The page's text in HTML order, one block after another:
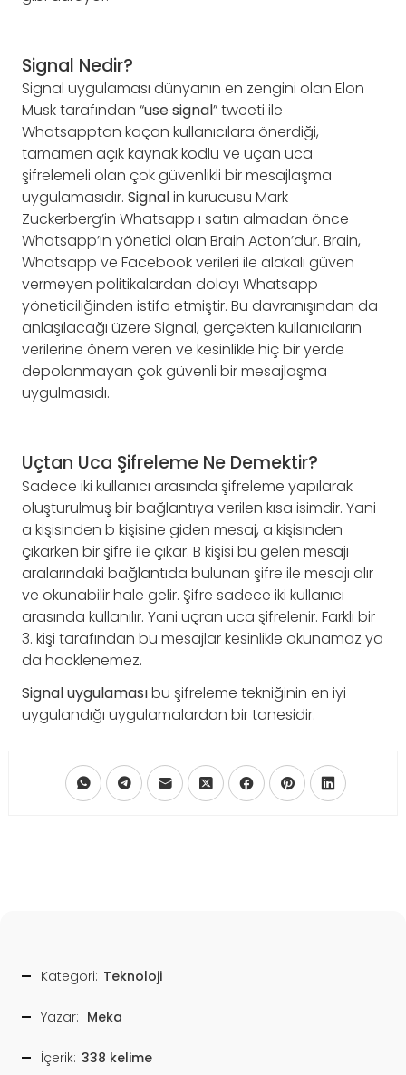
Signal Nedir?
Signal uygulaması dünyanın en zengini olan Elon
Musk tarafından “use signal” tweeti ile
Whatsapptan kaçan kullanıcılara önerdiği,
tamamen açık kaynak kodlu ve uçan uca
şifrelemeli olan çok güvenlikli bir mesajlaşma
uygulamasıdır. Signalin kurucusu Mark
Zuckerberg’in Whatsapp ı satın almadan önce
Whatsapp’ın yönetici olan Brain Acton’dur. Brain,
Whatsapp ve Facebook verileri ile alakalı güven
vermeyen politikalardan dolayı Whatsapp
yöneticiliğinden istifa etmiştir. Bu davranışından da
anlaşılacağı üzere Signal, gerçekten kullanıcıların
verilerine önem veren ve kesinlikle hiç bir yerde
depolanmayan çok güvenli bir mesajlaşma
uygulmasıdı.
Uçtan Uca Şifreleme Ne Demektir?
Sadece iki kullanıcı arasında şifreleme yapılarak
oluşturulmuş bir bağlantıya verilen kısa isimdir. Yani
a kişisinden b kişisine giden mesaj, a kişisinden
çıkarken bir şifre ile çıkar. B kişisi bu gelen mesajı
aralarındaki bağlantıda bulunan şifre ile mesajı alır
ve okunabilir hale gelir. Şifre sadece iki kullanıcı
arasında kullanılır. Yani uçran uca şifrelenir. Farklı bir
3. kişi tarafından bu mesajlar kesinlikle okunamaz ya
da hacklenemez.
Signal uygulamasıbu şifreleme tekniğinin en iyi
uygulandığı uygulamalardan bir tanesidir.
Kategori: Teknoloji
Yazar: Meka
İçerik: 338 kelime